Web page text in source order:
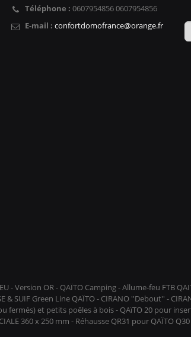
Téléphone : 0607954856 0607954856
E-mail : confortdomofrance@orange.fr
- Version OR - QAÏTO Camping - Allume-feu FTB
SUIF Green Line QAÏTO - CIRANO ''Debout'' -
fermés) et petits poêles à bois - QAïTO 20 pour
360 x 250 mm - Réhausse QR31 pour QAÏTO